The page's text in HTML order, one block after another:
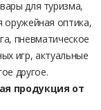
для туризма,
оружейная оптика,
пневматическое
игр, актуальные
другое.
продукция от